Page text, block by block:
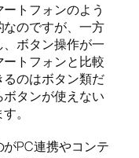
トフォンのよう
のですが、一方
ボタン操作が一
トフォンと比較
のはボタン類だ
タンが使えない
。
PC連携やコンテ